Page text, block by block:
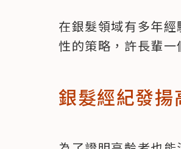
在銀髮領域有多年
性的策略，許長輩一
銀髮經紀發